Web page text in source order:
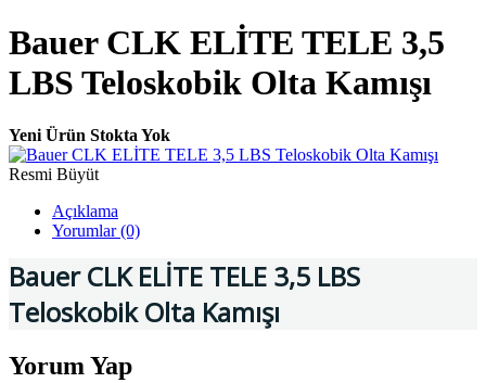
Bauer CLK ELİTE TELE 3,5
LBS Teloskobik Olta Kamışı
Yeni Ürün Stokta Yok
Resmi Büyüt
Açıklama
Yorumlar (0)
Bauer CLK ELİTE TELE 3,5 LBS
Teloskobik Olta Kamışı
Yorum Yap